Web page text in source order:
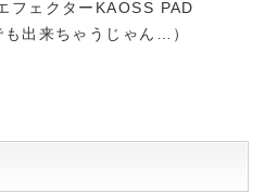
フェクターKAOSS PAD
出来ちゃうじゃん…）